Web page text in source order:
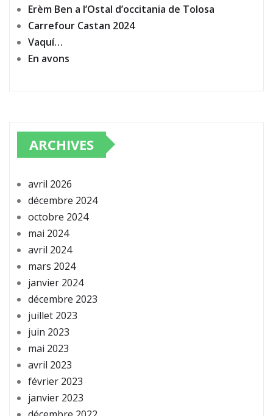
Erèm Ben a l’Ostal d’occitania de Tolosa
Carrefour Castan 2024
Vaquí…
En avons
ARCHIVES
avril 2026
décembre 2024
octobre 2024
mai 2024
avril 2024
mars 2024
janvier 2024
décembre 2023
juillet 2023
juin 2023
mai 2023
avril 2023
février 2023
janvier 2023